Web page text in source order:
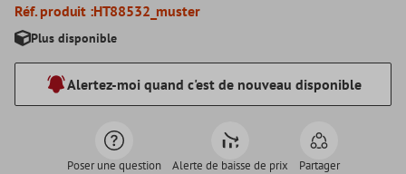
Réf. produit :HT88532_muster
Plus disponible
Alertez-moi quand c'est de nouveau disponible
Poser une question Alerte de baisse de prix Partager